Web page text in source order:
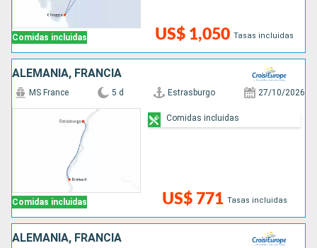
Comidas incluidas US$ 1,050 Tasas incluidas
ALEMANIA, FRANCIA
Comidas incluidas
MS France 5 d Estrasburgo 27/10/2026
US$ 771 Tasas incluidas
Comidas incluidas
ALEMANIA, FRANCIA